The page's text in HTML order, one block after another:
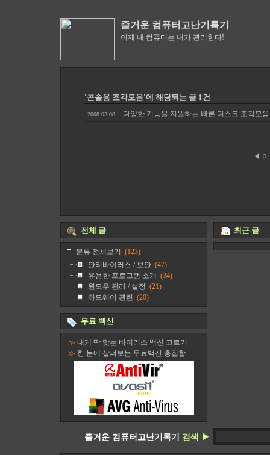
즐거운 컴퓨터고난기록기
이제 내 컴퓨터는 내가 관리한다!
'콘솔용 조각모음'에 해당되는 글 1건
2008.03.08 다양한 기능을 지원하는 빠른 디스크 조각모
◀
전체 글
분류 전체보기
(123)
안티바이러스 / 보안 (47)
유용한 프로그램 소개 (34)
윈도우 관리 / 설정 (21)
하드웨어 관련 (20)
무료 백신
≫ 내게 딱 맞는 바이러스 백신 고르기
≫ 한 눈에 살펴보는 무료백신 총집합
최근 글
즐거운 컴퓨터고난기록기 검색 ▶